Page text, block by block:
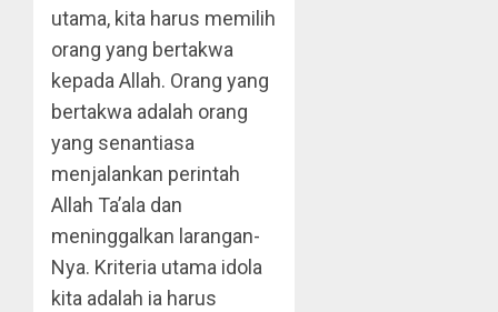
utama, kita harus memilih
orang yang bertakwa
kepada Allah. Orang yang
bertakwa adalah orang
yang senantiasa
menjalankan perintah
Allah Ta’ala dan
meninggalkan larangan-
Nya. Kriteria utama idola
kita adalah ia harus